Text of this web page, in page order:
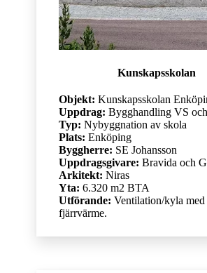
Kunskapsskolan
Objekt: Kunskapsskolan
Uppdrag: Bygghandling VS
Typ: Nybyggnation av skola
Plats: Enköping
Byggherre: SE Johansson
Uppdragsgivare: Bravida och
Arkitekt: Niras
Yta: 6.320 m2 BTA
Utförande: Ventilation/kyla
fjärrvärme.